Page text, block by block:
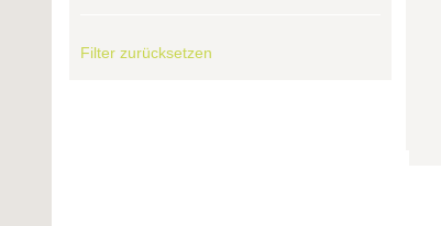
Filter zurücksetzen